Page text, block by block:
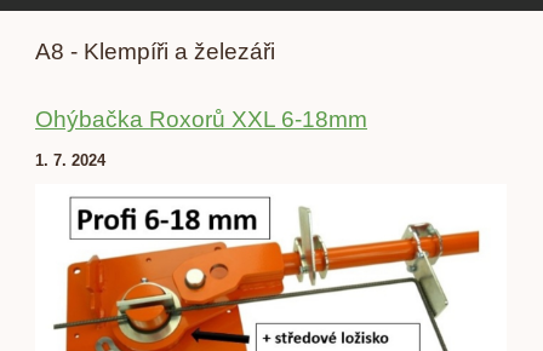
A8 - Klempíři a železáři
Ohýbačka Roxorů XXL 6-18mm
1. 7. 2024